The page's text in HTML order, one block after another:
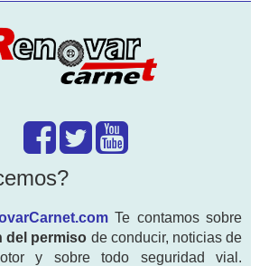
Te contamos sobre
del permiso de conducir, noticias de
y sobre todo seguridad vial.